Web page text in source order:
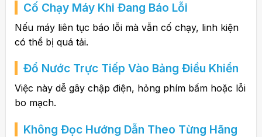
Cố Chạy Máy Khi Đang Báo Lỗi
Nếu máy liên tục báo lỗi mà vẫn cố chạy, linh kiện
có thể bị quá tải.
Đổ Nước Trực Tiếp Vào Bảng Điều Khiển
Việc này dễ gây chập điện, hỏng phím bấm hoặc lỗi
bo mạch.
Không Đọc Hướng Dẫn Theo Từng Hãng